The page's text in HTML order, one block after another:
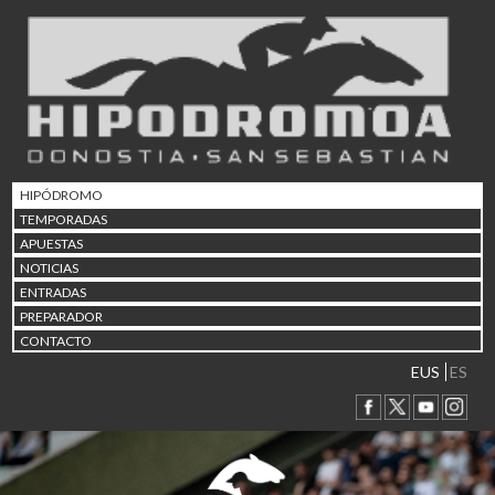
HIPÓDROMO
TEMPORADAS
APUESTAS
NOTICIAS
ENTRADAS
PREPARADOR
CONTACTO
EUS ES
02/08 17:30 Abuztuaren 2a / 2 de
Abuztuaren 9a / 9 de
12/08 12:24 Abuztaren 12a / 12 de
15/08 17:05 Abuztuaren 15a / 15 de
23/08 17:30 Abuztuaren 23a / 23 de
30/08 17:30 Abuztuaren 30a / 30 de
02/09 11:15
06/09 17:30 Irailaren 6a / 6 de
Irailaren 13a / 13 de
30/09 11:30 Irailaren 30a / 30 de